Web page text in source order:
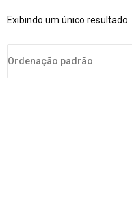
Exibindo um único resultado